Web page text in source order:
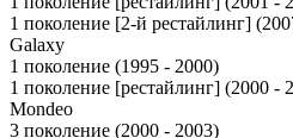
1 поколение [2-й рестайлинг]
Galaxy
1 поколение (1995 - 2000)
1 поколение [рестайлинг] (2000 -
Mondeo
3 поколение (2000 - 2003)